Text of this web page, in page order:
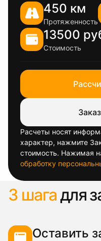
450 км
Протяженность
13500
Стоимость
Расчеты носят
характер, нажмите
стоимость. Нажимая
обработку
3 шагадля
Оставить